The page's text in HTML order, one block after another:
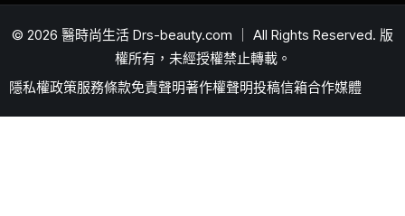
© 2026 醫時尚生活 Drs-beauty.com ｜ All Rights Reserved. 版
權所有，未經授權禁止轉載。
隱私權政策服務條款免責聲明著作權聲明投稿信箱合作媒體